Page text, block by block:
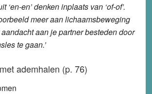
‘en-en’ denken inplaats van ‘of-of’.
meer aan lichaamsbeweging
aan je partner besteden door
te gaan.’
ademhalen (p. 76)